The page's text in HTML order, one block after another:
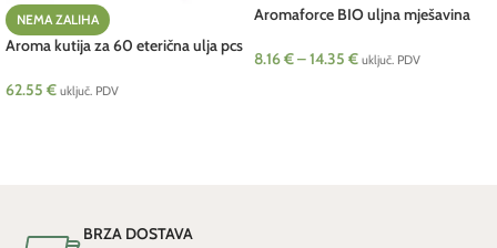
NEMA ZALIHA
Aroma kutija za 60 eterična ulja pcs
62.55 € uključ. PDV
Aromaforce BIO uljna mješavina
8.16€–14.35 € uključ. PDV
BRZA DOSTAVA